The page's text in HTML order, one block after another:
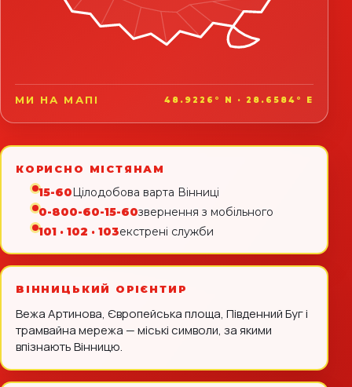
МИ НА МАПІ 48.9226° N · 28.6584° E
КОРИСНО МІСТЯНАМ
15-60Цілодобова варта Вінниці
0-800-60-15-60звернення з мобільного
101 · 102 · 103екстрені служби
ВІННИЦЬКИЙ ОРІЄНТИР
Вежа Артинова, Європейська площа, Південний Буг і
трамвайна мережа — міські символи, за якими
впізнають Вінницю.